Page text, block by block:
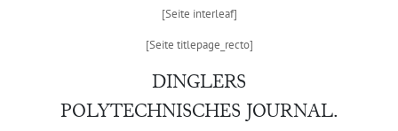
DINGLERS
POLYTECHNISCHES JOURNAL.